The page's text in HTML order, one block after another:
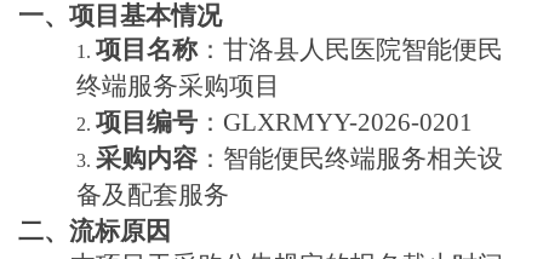
一、项目基本情况
1. 项目名称：甘洛县人民医院智能便民
终端服务采购项目
2. 项目编号 ： GLXRMYY-2026-0201
3. 采购内容 ：智能便民终端服务相关设
备及配套服务
二、流标原因